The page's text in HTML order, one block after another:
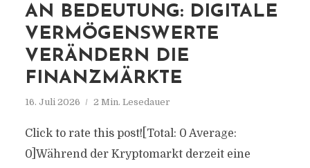
AN BEDEUTUNG: DIGITALE
VERMÖGENSWERTE
VERÄNDERN DIE
FINANZMÄRKTE
16. Juli 2026 2 Min. Lesedauer
Click to rate this post![Total: 0 Average:
0]Während der Kryptomarkt derzeit eine